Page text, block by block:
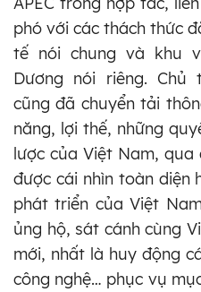
phó với các thách thức
tế nói chung và khu
Dương nói riêng. Chủ
cũng đã chuyển tải
năng, lợi thế, những
lược của Việt Nam,
được cái nhìn toàn diện
phát triển của Việt
ủng hộ, sát cánh cùng
mới, nhất là huy động
công nghệ… phục vụ